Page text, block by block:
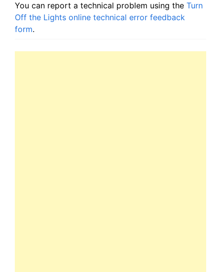
You can report a technical problem using the Turn
Off the Lights online technical error feedback
form.